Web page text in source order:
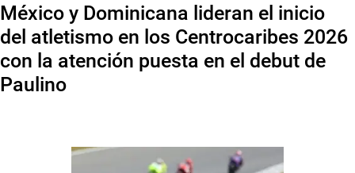
México y Dominicana lideran el inicio
del atletismo en los Centrocaribes 2026
con la atención puesta en el debut de
Paulino